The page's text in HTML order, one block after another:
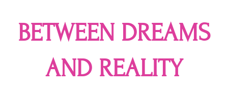
contentBETWEEN DREAMS
AND REALITY